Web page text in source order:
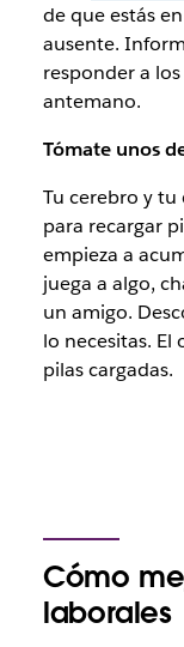
de que estás
ausente.
responder a
antemano.
Tómate unos
Tu cerebro y
para recargar
empieza a
juega a algo,
un amigo.
lo necesitas. El
pilas cargadas.
Cómo
laborales